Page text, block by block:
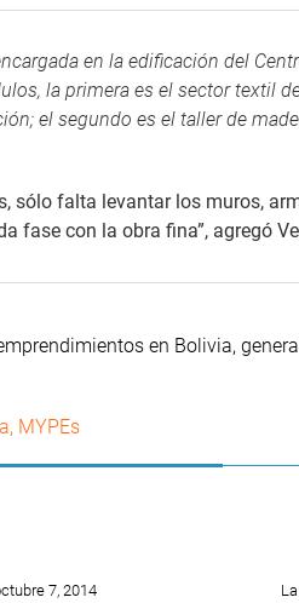
en la edificación del
la primera es el sector textil
el segundo es el taller de
sólo falta levantar los muros,
fase con la obra fina”, agregó
en Bolivia,
, MYPEs
7, 2014